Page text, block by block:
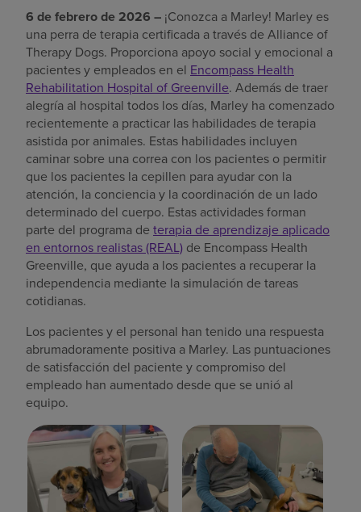
6 de febrero de 2026 – ¡Conozca a Marley! Marley es
una perra de terapia certificada a través de Alliance of
Therapy Dogs. Proporciona apoyo social y emocional a
pacientes y empleados en el Encompass Health
Rehabilitation Hospital of Greenville. Además de traer
alegría al hospital todos los días, Marley ha comenzado
recientemente a practicar las habilidades de terapia
asistida por animales. Estas habilidades incluyen
caminar sobre una correa con los pacientes o permitir
que los pacientes la cepillen para ayudar con la
atención, la conciencia y la coordinación de un lado
determinado del cuerpo. Estas actividades forman
parte del programa de terapia de aprendizaje aplicado
en entornos realistas (REAL) de Encompass Health
Greenville, que ayuda a los pacientes a recuperar la
independencia mediante la simulación de tareas
cotidianas.
Los pacientes y el personal han tenido una respuesta
abrumadoramente positiva a Marley. Las puntuaciones
de satisfacción del paciente y compromiso del
empleado han aumentado desde que se unió al
equipo.